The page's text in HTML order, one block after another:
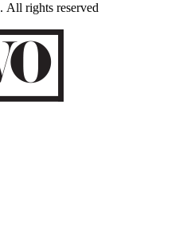
. All rights reserved